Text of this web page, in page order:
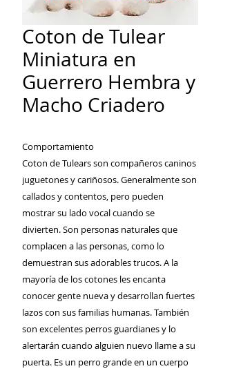
Coton de Tulear
Miniatura en
Guerrero Hembra y
Macho Criadero
Comportamiento
Coton de Tulears son compañeros caninos
juguetones y cariñosos. Generalmente son
callados y contentos, pero pueden
mostrar su lado vocal cuando se
divierten. Son personas naturales que
complacen a las personas, como lo
demuestran sus adorables trucos. A la
mayoría de los cotones les encanta
conocer gente nueva y desarrollan fuertes
lazos con sus familias humanas. También
son excelentes perros guardianes y lo
alertarán cuando alguien nuevo llame a su
puerta. Es un perro grande en un cuerpo